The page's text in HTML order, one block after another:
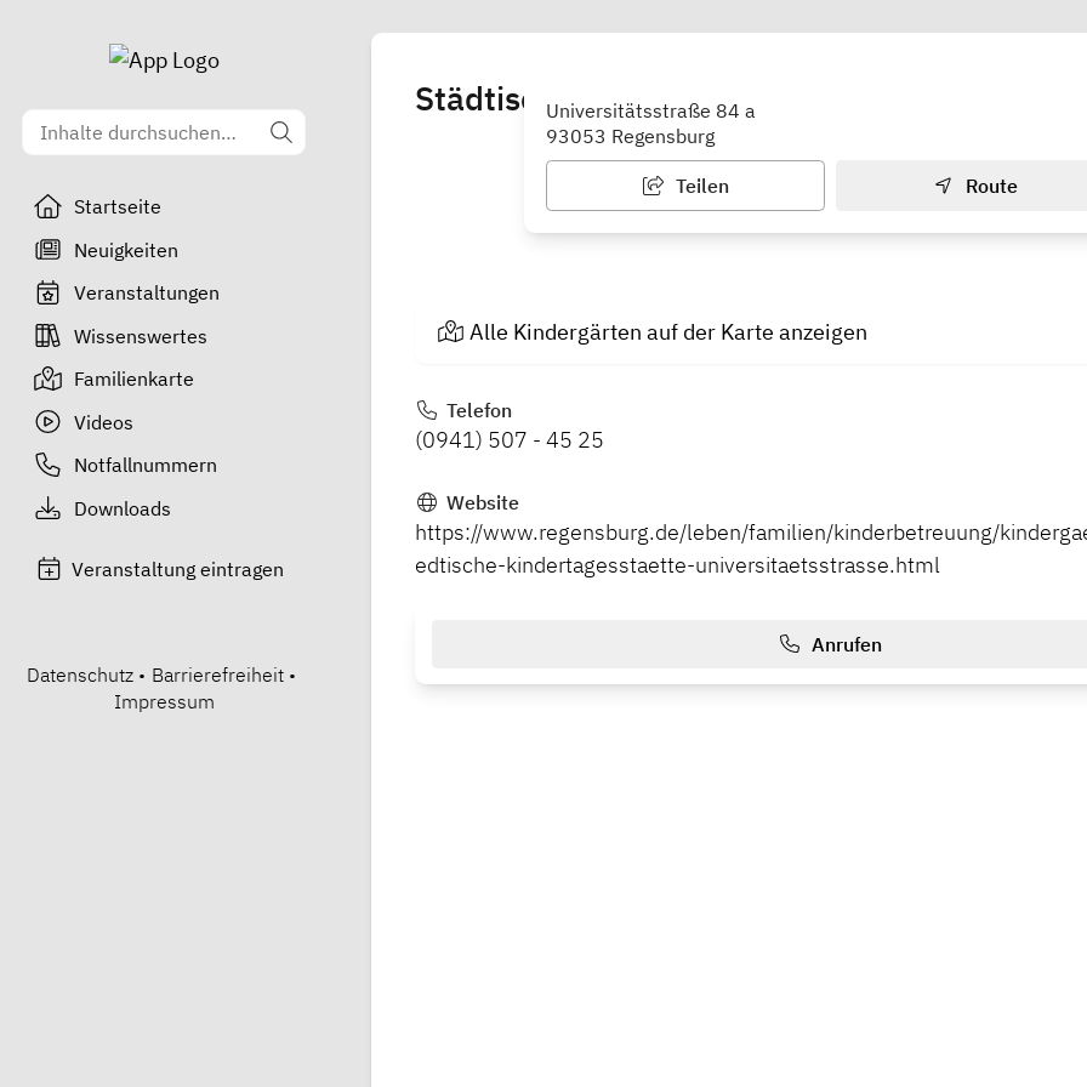
Startseite
Neuigkeiten
Veranstaltungen
Wissenswertes
Familienkarte
Videos
Notfallnummern
Downloads
Veranstaltung eintragen
Datenschutz • Barrierefreiheit •
Impressum
Städtische Kindertagesstätte
Universitätsstraße 84 a
93053 Regensburg
Teilen Route
Alle Kindergärten auf der Karte anzeigen
Telefon
(0941) 507 - 45 25
Website
https://www.regensburg.de/leben/familien/kinderbetreuung/
edtische-kindertagesstaette-universitaetsstrasse.html
Anrufen